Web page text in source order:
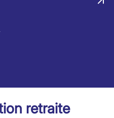
retraite